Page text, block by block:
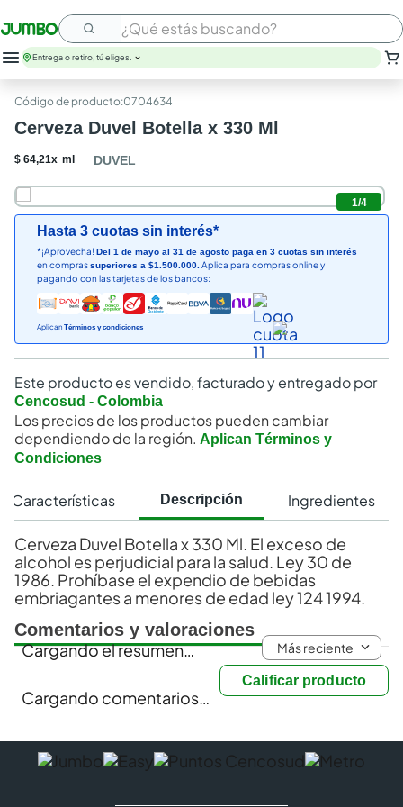
¿Qué estás buscando?
Entrega o retiro, tú eliges.
:0704634
Cerveza Duvel Botella x 330 Ml
$ 64,21x ml DUVEL
1/4
Hasta 3 cuotas sin interés*
*¡Aprovecha! Del 1 de mayo al 31 de agosto paga en 3 cuotas sin interés
en comprassuperiores a $1.500.000. Aplica para compras online y
pagando con las tarjetas de los bancos:
Aplican Términos y condiciones
Este producto es vendido, facturado y entregado por
Cencosud - Colombia
Los precios de los productos pueden cambiar
dependiendo de la región. Aplican Términos y
Condiciones
Características Descripción Ingredientes
Cerveza Duvel Botella x 330 Ml. El exceso de
alcohol es perjudicial para la salud. Ley 30 de
1986. Prohíbase el expendio de bebidas
embriagantes a menores de edad ley 124 1994.
Comentarios y valoraciones
Calificar producto
Cargando el resumen… Más reciente
Cargando comentarios…